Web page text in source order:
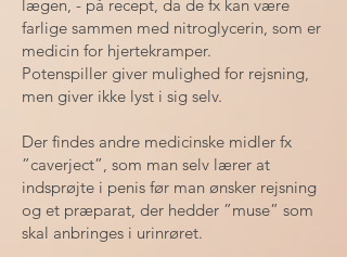
lægen, - på recept, da de fx kan være
farlige sammen med nitroglycerin, som er
medicin for hjertekramper.
Potenspiller giver mulighed for rejsning,
men giver ikke lyst i sig selv.
Der findes andre medicinske midler fx
”caverject”, som man selv lærer at
indsprøjte i penis før man ønsker rejsning
og et præparat, der hedder ”muse” som
skal anbringes i urinrøret.